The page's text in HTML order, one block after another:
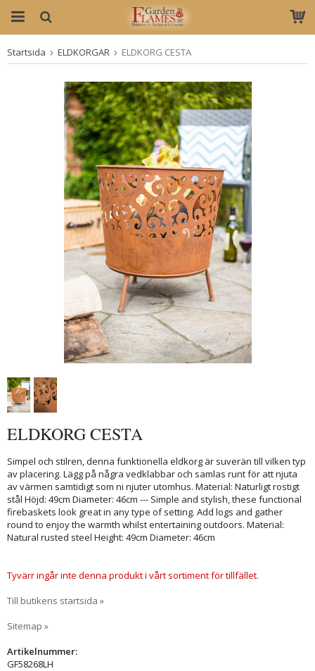
Produkten har blivit tillagd i varukorgen
Startsida ELDKORGAR ELDKORG CESTA
ELDKORG CESTA
Simpel och stilren, denna funktionella eldkorg är suverän till vilken typ
av placering. Lägg på några vedklabbar och samlas runt för att njuta
av värmen samtidigt som ni njuter utomhus. Material: Naturligt rostigt
stål Höjd: 49cm Diameter: 46cm --- Simple and stylish, these functional
firebaskets look great in any type of setting. Add logs and gather
round to enjoy the warmth whilst entertaining outdoors. Material:
Natural rusted steel Height: 49cm Diameter: 46cm
Tyvärr ingår inte denna produkt i vårt sortiment för tillfället.
Till butikens startsida »
Sitemap »
Artikelnummer:
GF58268LH